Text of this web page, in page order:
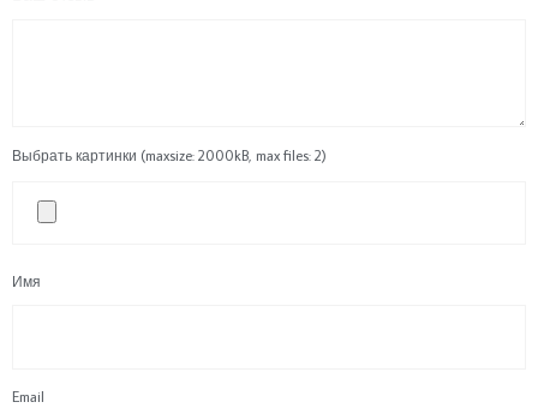
Выбрать картинки (maxsize: 2000kB, max files: 2)
Имя
Email